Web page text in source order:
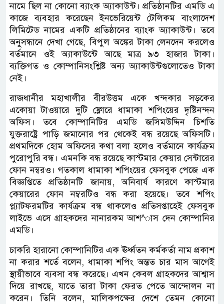
নামে ছিল না কোনো ব্যাংক অ্যাকাউন্ট। প্রতিষ্ঠানটির এমডি এ
কাজে ব্যবহার করেছেন ইনভেরিয়েন্ট টেলিকম বাংলাদেশ
লিমিটেড নামের একটি প্রতিষ্ঠানের ব্যাংক অ্যাকাউন্ট। তবে
অনুসন্ধানে দেখা গেছে, বিপুল অঙ্কের টাকা লেনদেন করলেও
বর্তমানে ওই অ্যাকাউন্টে আছে মাত্র ৯৩ হাজার টাকা।
ব্যক্তিগত ও কোম্পানিসংশ্লিষ্ট অন্য অ্যাকাউন্টগুলোতেও টাকা
নেই।
রাজধানীর মহাখালীর বীরউত্তম একে খন্দকার সড়কের
একোয়া টাওয়ারে দুটি ফ্লোরে ধামাকা শপিংয়ের দৃষ্টিনন্দন
অফিস। তবে কোম্পানিটির এমডি জসিমউদ্দিন চিশতি
যুক্তরাষ্ট্রে পাড়ি জমানোর পর থেকেই বন্ধ রয়েছে অফিসটি।
প্রথমদিকে হোম অফিসের কথা বলা হলেও বর্তমানে কার্যক্রম
পুরোপুরি বন্ধ। এমনকি বন্ধ রয়েছে কাস্টমার কেয়ার সেন্টারের
ফোন নম্বরও। গতকাল ধামাকা শপিংয়ের ফেসবুক পেজে এক
বিজ্ঞপ্তিতে প্রতিষ্ঠানটি জানায়, অনিবার্য কারণে কাস্টমার
কেয়ারের ফোন নম্বরটিও বন্ধ করা হয়েছে। তবে শপিং
প্ল্যাটফরমটির কার্যক্রম বন্ধ থাকলেও প্রতিসপ্তাহেই ফেসবুক
লাইভে এসে গ্রাহকদের নানারকম আশ^াস দেন কোম্পানির
এমডি।
চাকরি হারানো কোম্পানিটির এক ঊর্ধ্বতন কর্মকর্তা নাম প্রকাশ
না করার শর্তে বলেন, ধামাকা শপিং অন্তত চার মাস আগেই
স্থায়ীভাবে ব্যবসা বন্ধ করেছে। এখন কেবল গ্রাহকদের আশ্বাস
দিয়ে রাখছে, যাতে তারা টাকা ফেরত পেতে আন্দোলন না
করেন। তিনি বলেন, মালিকপক্ষের দেশে তেমন কোনো